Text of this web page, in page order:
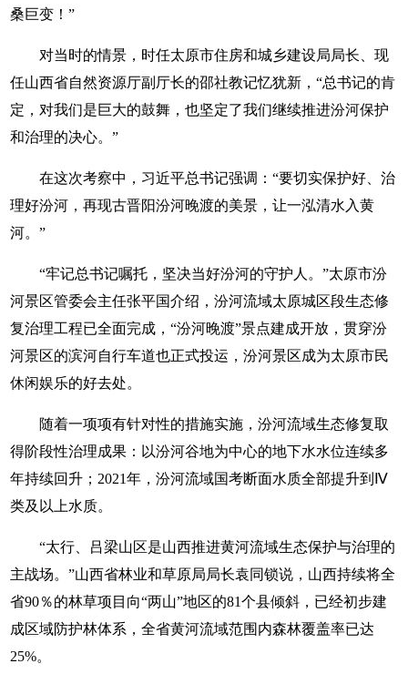
桑巨变！”
对当时的情景，时任太原市住房和城乡建设局局长、现
任山西省自然资源厅副厅长的邵社教记忆犹新，“总书记的肯
定，对我们是巨大的鼓舞，也坚定了我们继续推进汾河保护
和治理的决心。”
在这次考察中，习近平总书记强调：“要切实保护好、治
理好汾河，再现古晋阳汾河晚渡的美景，让一泓清水入黄
河。”
“牢记总书记嘱托，坚决当好汾河的守护人。”太原市汾
河景区管委会主任张平国介绍，汾河流域太原城区段生态修
复治理工程已全面完成，“汾河晚渡”景点建成开放，贯穿汾
河景区的滨河自行车道也正式投运，汾河景区成为太原市民
休闲娱乐的好去处。
随着一项项有针对性的措施实施，汾河流域生态修复取
得阶段性治理成果：以汾河谷地为中心的地下水水位连续多
年持续回升；2021年，汾河流域国考断面水质全部提升到Ⅳ
类及以上水质。
“太行、吕梁山区是山西推进黄河流域生态保护与治理的
主战场。”山西省林业和草原局局长袁同锁说，山西持续将全
省90％的林草项目向“两山”地区的81个县倾斜，已经初步建
成区域防护林体系，全省黄河流域范围内森林覆盖率已达
25%。